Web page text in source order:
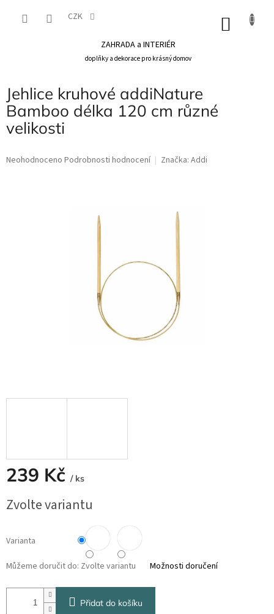
CZK
ZAHRADA a INTERIÉR
doplňky a dekorace pro krásný domov
Jehlice kruhové addiNature
Bamboo délka 120 cm různé
velikosti
Průměrné
Neohodnoceno Podrobnosti hodnocení Značka: Addi
239 Kč / ks
cena:
Zvolte variantu
Varianta
Můžeme doručit do: Zvolte variantu Možnosti doručení
Přidat do košíku